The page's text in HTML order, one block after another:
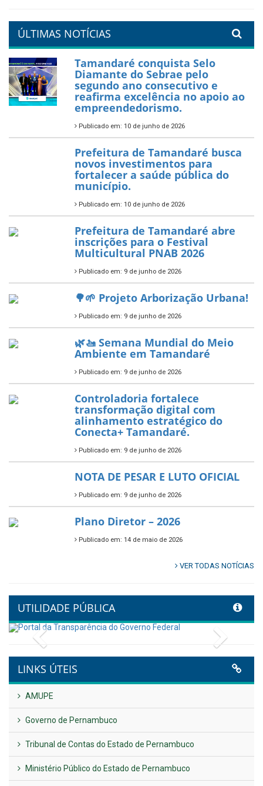
ÚLTIMAS NOTÍCIAS
Tamandaré conquista Selo
Diamante do Sebrae pelo
segundo ano consecutivo e
reafirma excelência no apoio ao
empreendedorismo.
Publicado em: 10 de junho de 2026
Prefeitura de Tamandaré busca
novos investimentos para
fortalecer a saúde pública do
município.
Publicado em: 10 de junho de 2026
Prefeitura de Tamandaré abre
inscrições para o Festival
Multicultural PNAB 2026
Publicado em: 9 de junho de 2026
🌳🌱 Projeto Arborização Urbana!
Publicado em: 9 de junho de 2026
🌿🚤 Semana Mundial do Meio
Ambiente em Tamandaré
Publicado em: 9 de junho de 2026
Controladoria fortalece
transformação digital com
alinhamento estratégico do
Conecta+ Tamandaré.
Publicado em: 9 de junho de 2026
NOTA DE PESAR E LUTO OFICIAL
Publicado em: 9 de junho de 2026
Plano Diretor – 2026
Publicado em: 14 de maio de 2026
VER TODAS NOTÍCIAS
UTILIDADE PÚBLICA
Previous
LINKS ÚTEIS
AMUPE
Governo de Pernambuco
Tribunal de Contas do Estado de Pernambuco
Ministério Público do Estado de Pernambuco